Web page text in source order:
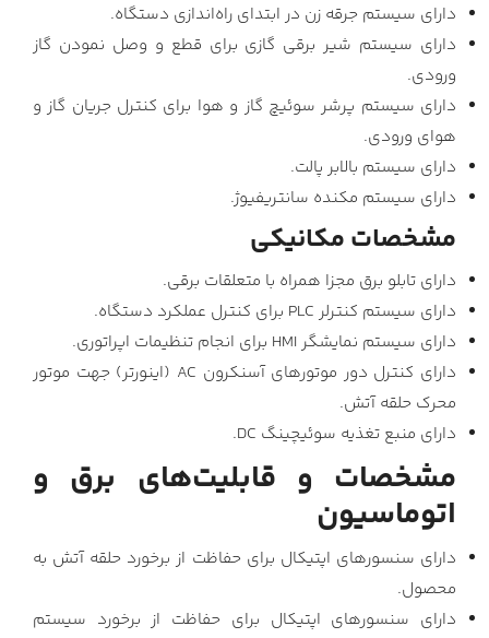
دارای سیستم جرقه زن در ابتدای راه‌اندازی دستگاه.
دارای سیستم شیر برقی گازی برای قطع و وصل نمودن گاز
ورودی.
دارای سیستم پرشر سوئیچ گاز و هوا برای کنترل جریان گاز و
هوای ورودی.
دارای سیستم بالابر پالت.
دارای سیستم مکنده سانتریفیوژ.
مشخصات مکانیکی
دارای تابلو برق مجزا همراه با متعلقات برقی.
دارای سیستم کنترلر PLC برای کنترل عملکرد دستگاه.
دارای سیستم نمایشگر HMI برای انجام تنظیمات اپراتوری.
دارای کنترل دور موتورهای آسنکرون AC (اینورتر) جهت موتور
محرک حلقه آتش.
دارای منبع تغذیه سوئیچینگ DC.
مشخصات و قابلیت‌های برق و
اتوماسیون
دارای سنسورهای اپتیکال برای حفاظت از برخورد حلقه آتش به
محصول.
دارای سنسورهای اپتیکال برای حفاظت از برخورد سیستم